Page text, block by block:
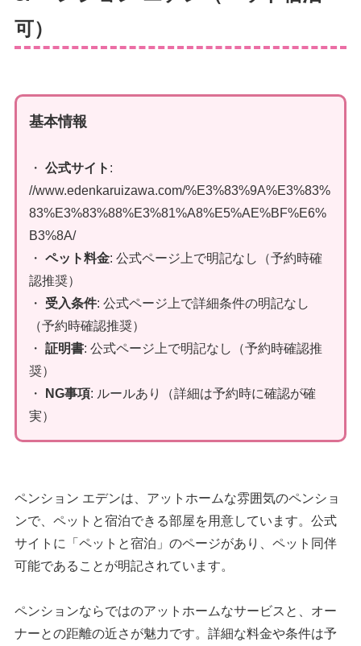
可）
基本情報
・ 公式サイト :
//www.edenkaruizawa.com/%E3%83%9A%E3%83%
83%E3%83%88%E3%81%A8%E5%AE%BF%E6%
B3%8A/
・ ペット料金: 公式ページ上で明記なし（予約時確
認推奨）
・ 受入条件: 公式ページ上で詳細条件の明記なし
（予約時確認推奨）
・ 証明書: 公式ページ上で明記なし（予約時確認推
奨）
・
NG事項: ルールあり（詳細は予約時に確認が確
実）
ペンション エデンは、アットホームな雰囲気のペンショ
ンで、ペットと宿泊できる部屋を用意しています。公式
サイトに「ペットと宿泊」のページがあり、ペット同伴
可能であることが明記されています。
ペンションならではのアットホームなサービスと、オー
ナーとの距離の近さが魅力です。詳細な料金や条件は予